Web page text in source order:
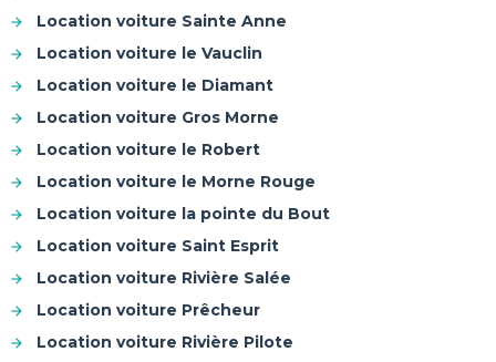
Location voiture Sainte Anne
Location voiture le Vauclin
Location voiture le Diamant
Location voiture Gros Morne
Location voiture le Robert
Location voiture le Morne Rouge
Location voiture la pointe du Bout
Location voiture Saint Esprit
Location voiture Rivière Salée
Location voiture Prêcheur
Location voiture Rivière Pilote